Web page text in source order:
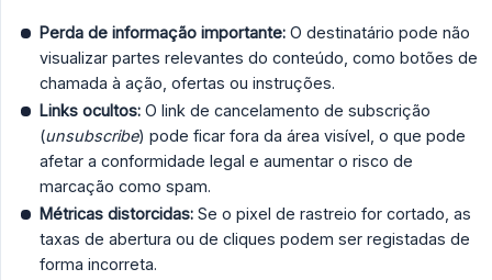
Perda de informação importante: O destinatário pode não
visualizar partes relevantes do conteúdo, como botões de
chamada à ação, ofertas ou instruções.
Links ocultos: O link de cancelamento de subscrição
(unsubscribe) pode ficar fora da área visível, o que pode
afetar a conformidade legal e aumentar o risco de
marcação como spam.
Métricas distorcidas: Se o pixel de rastreio for cortado, as
taxas de abertura ou de cliques podem ser registadas de
forma incorreta.